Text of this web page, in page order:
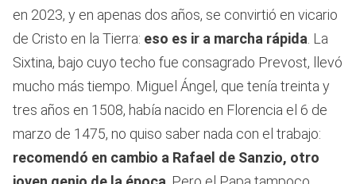
en 2023, y en apenas dos años, se convirtió en vicario
de Cristo en la Tierra: eso es ir a marcha rápida . La
Sixtina, bajo cuyo techo fue consagrado Prevost, llevó
mucho más tiempo. Miguel Ángel, que tenía treinta y
tres años en 1508, había nacido en Florencia el 6 de
marzo de 1475, no quiso saber nada con el trabajo:
recomendó en cambio a Rafael de Sanzio, otro